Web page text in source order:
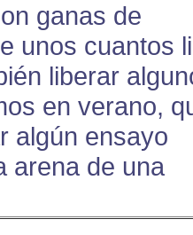
ganas de
unos cuantos
liberar
en verano,
algún ensayo
arena de una